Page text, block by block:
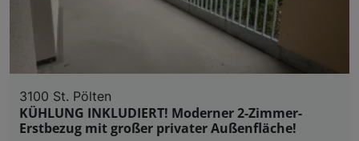
3100 St. Pölten
KÜHLUNG INKLUDIERT! Moderner 2-Zimmer-
Erstbezug mit großer privater Außenfläche!